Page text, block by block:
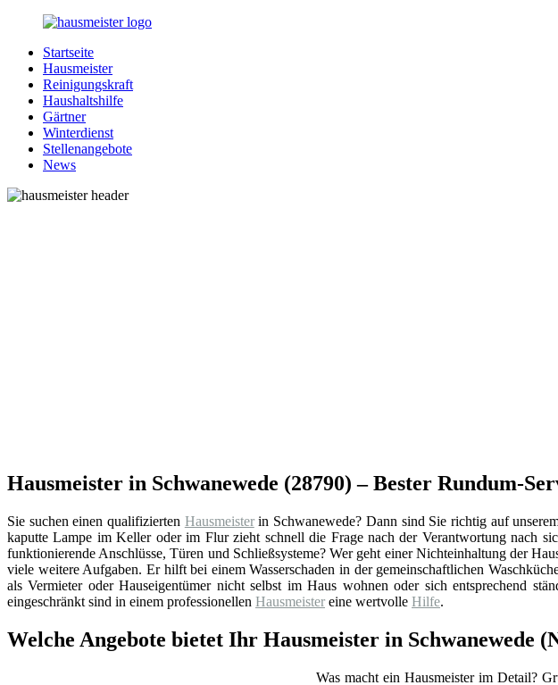
Zurück
Inhalt
Hausmeister.de
Alles
rund
Ihren
Haushalt
Startseite
Hausmeister
Reinigungskraft
Haushaltshilfe
Gärtner
Winterdienst
Stellenangebote
News
Hausmeister in Schwanewede (28790) – Bester Rundum-
Sie suchen einen qualifizierten Hausmeisterin Schwanewede? Dann sind Sie richtig auf
kaputte Lampe im Keller oder im Flur zieht schnell die Frage nach der Verantwortung nach
funktionierende Anschlüsse, Türen und Schließsysteme? Wer geht einer Nichteinhaltung der
viele weitere Aufgaben. Er hilft bei einem Wasserschaden in der gemeinschaftlichen
als Vermieter oder Hauseigentümer nicht selbst im Haus wohnen oder sich entsprechend
eingeschränkt sind in einem professionellen Hausmeister eine wertvolle Hilfe.
Welche Angebote bietet Ihr Hausmeister in Schwanewede
Was macht ein Hausmeister im Detail?